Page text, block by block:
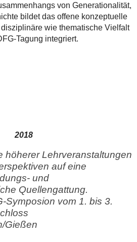
von Generationalität,
bildet das offene konzeptuelle
wie thematische Vielfalt
Tagung integriert.
2018
höherer Lehrveranstaltungen
auf eine
und
Quellengattung.
Symposion vom 1. bis 3.
Gießen